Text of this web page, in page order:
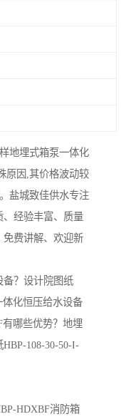
地埋式箱泵一体化
原因,其价格波动较
盐城致佳供水专注
、经验丰富、质量
免费讲解、欢迎新
备？设计院图纸
体化恒压给水设备
有哪些优势？地埋
108-30-50-I-
HDXBF消防箱